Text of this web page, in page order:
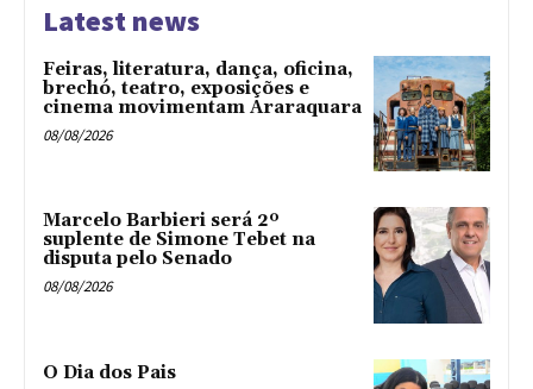
Latest news
Feiras, literatura, dança, oficina,
brechó, teatro, exposições e
cinema movimentam Araraquara
08/08/2026
Marcelo Barbieri será 2º
suplente de Simone Tebet na
disputa pelo Senado
08/08/2026
O Dia dos Pais